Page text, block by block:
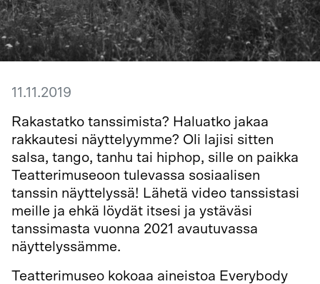
11.11.2019
Rakastatko tanssimista? Haluatko jakaa
rakkautesi näyttelyymme? Oli lajisi sitten
salsa, tango, tanhu tai hiphop, sille on paikka
Teatterimuseoon tulevassa sosiaalisen
tanssin näyttelyssä! Lähetä video tanssistasi
meille ja ehkä löydät itsesi ja ystäväsi
tanssimasta vuonna 2021 avautuvassa
näyttelyssämme.
Teatterimuseo kokoaa aineistoa Everybody